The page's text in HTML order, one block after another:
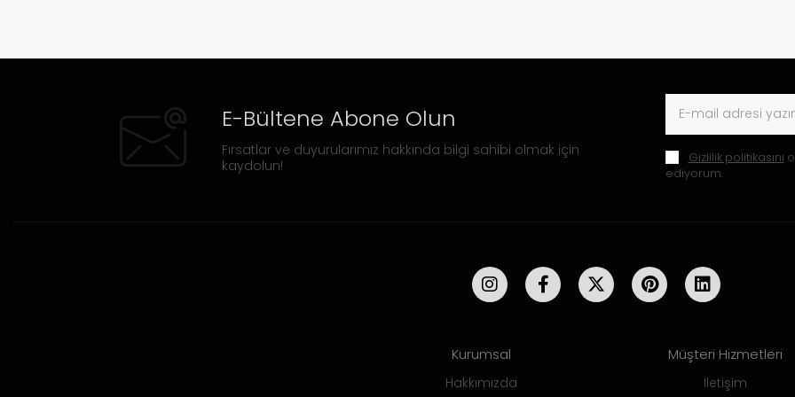
E-Bültene Abone Olun
Fırsatlar ve duyurularımız hakkında bilgi sahibi olmak için
kaydolun!
Gizlilik politikasını
ediyorum.
Kurumsal
Hakkımızda
Müşteri Hizmetleri
İletişim